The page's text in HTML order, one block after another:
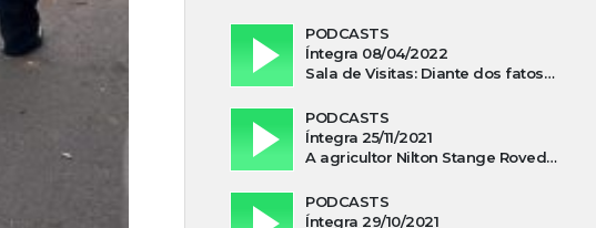
PODCASTS
Íntegra 08/04/2022
Sala de Visitas: Diante dos fatos que influenciam a economia o que podemos esperar de 2022
PODCASTS
Íntegra 25/11/2021
A agricultor Nilton Stange Roveda, afirma ter recebido ajuda espiritual durante acidente
PODCASTS
Íntegra 29/10/2021